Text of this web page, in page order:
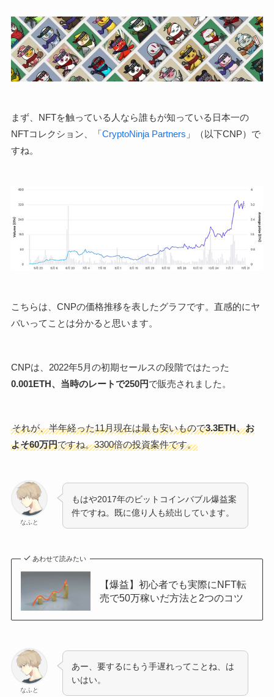
まず、NFTを触っている人なら誰もが知っている日本一の
NFTコレクション、「CryptoNinja Partners 」（以下CNP）で
すね。
こちらは、CNPの価格推移を表したグラフです。直感的にヤ
バいってことは分かると思います。
CNPは、2022年5月の初期セールスの段階ではたった
0.001ETH、当時のレートで250円で販売されました。
それが、半年経った11月現在は最も安いもので3.3ETH、お
よそ60万円ですね。3300倍の投資案件です。
なふと
もはや2017年のビットコインバブル爆益案
件ですね。既に億り人も続出しています。
あわせて読みたい
【爆益】初心者でも実際にNFT転
売で50万稼いだ方法と2つのコツ
なふと
あー、要するにもう手遅れってことね、は
いはい。